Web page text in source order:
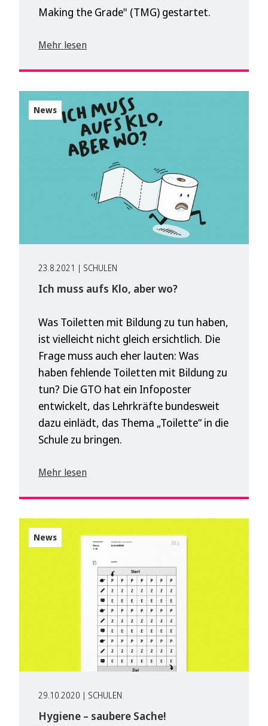
Making the Grade" (TMG) gestartet.
Mehr lesen
News
23.8.2021 | SCHULEN
Ich muss aufs Klo, aber wo?
Was Toiletten mit Bildung zu tun haben,
ist vielleicht nicht gleich ersichtlich. Die
Frage muss auch eher lauten: Was
haben fehlende Toiletten mit Bildung zu
tun? Die GTO hat ein Infoposter
entwickelt, das Lehrkräfte bundesweit
dazu einlädt, das Thema „Toilette“ in die
Schule zu bringen.
Mehr lesen
News
29.10.2020 | SCHULEN
Hygiene – saubere Sache!